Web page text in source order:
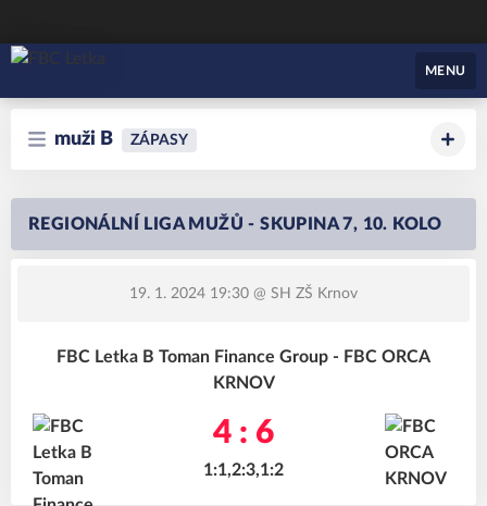
FBC Letka
MENU
muži B ZÁPASY
REGIONÁLNÍ LIGA MUŽŮ - SKUPINA 7, 10. KOLO
19. 1. 2024 19:30 @ SH ZŠ Krnov
FBC Letka B Toman Finance Group - FBC ORCA
KRNOV
4 : 6
1:1,2:3,1:2